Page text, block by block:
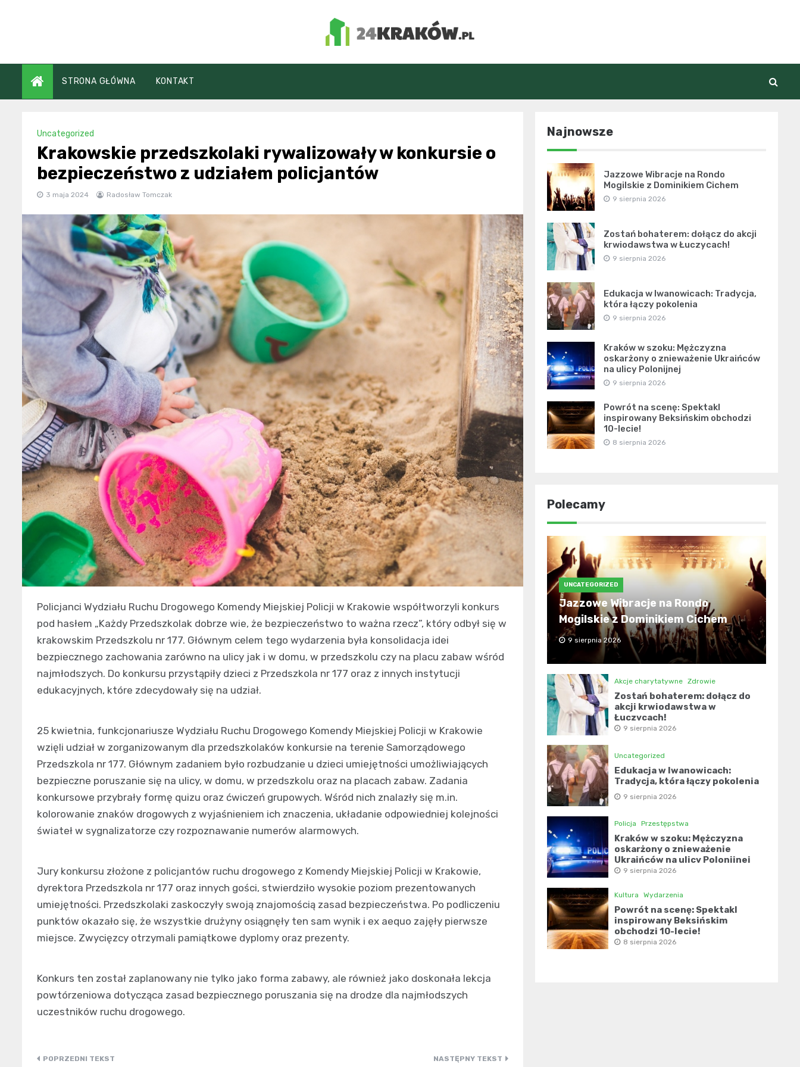
24Kraków.pl
STRONA GŁÓWNA KONTAKT
Uncategorized
Krakowskie przedszkolaki rywalizowały w konkursie o
bezpieczeństwo z udziałem policjantów
3 maja 2024 Radosław Tomczak
Policjanci Wydziału Ruchu Drogowego Komendy Miejskiej Policji w Krakowie współtworzyli konkurs
pod hasłem „Każdy Przedszkolak dobrze wie, że bezpieczeństwo to ważna rzecz”, który odbył się w
krakowskim Przedszkolu nr 177. Głównym celem tego wydarzenia była konsolidacja idei
bezpiecznego zachowania zarówno na ulicy jak i w domu, w przedszkolu czy na placu zabaw wśród
najmłodszych. Do konkursu przystąpiły dzieci z Przedszkola nr 177 oraz z innych instytucji
edukacyjnych, które zdecydowały się na udział.
25 kwietnia, funkcjonariusze Wydziału Ruchu Drogowego Komendy Miejskiej Policji w Krakowie
wzięli udział w zorganizowanym dla przedszkolaków konkursie na terenie Samorządowego
Przedszkola nr 177. Głównym zadaniem było rozbudzanie u dzieci umiejętności umożliwiających
bezpieczne poruszanie się na ulicy, w domu, w przedszkolu oraz na placach zabaw. Zadania
konkursowe przybrały formę quizu oraz ćwiczeń grupowych. Wśród nich znalazły się m.in.
kolorowanie znaków drogowych z wyjaśnieniem ich znaczenia, układanie odpowiedniej kolejności
świateł w sygnalizatorze czy rozpoznawanie numerów alarmowych.
Jury konkursu złożone z policjantów ruchu drogowego z Komendy Miejskiej Policji w Krakowie,
dyrektora Przedszkola nr 177 oraz innych gości, stwierdziło wysokie poziom prezentowanych
umiejętności. Przedszkolaki zaskoczyły swoją znajomością zasad bezpieczeństwa. Po podliczeniu
punktów okazało się, że wszystkie drużyny osiągnęły ten sam wynik i ex aequo zajęły pierwsze
miejsce. Zwycięzcy otrzymali pamiątkowe dyplomy oraz prezenty.
Konkurs ten został zaplanowany nie tylko jako forma zabawy, ale również jako doskonała lekcja
powtórzeniowa dotycząca zasad bezpiecznego poruszania się na drodze dla najmłodszych
uczestników ruchu drogowego.
Nawigacja
Najnowsze
Jazzowe Wibracje na Rondo
Mogilskie z Dominikiem Cichem
9 sierpnia 2026
Zostań bohaterem: dołącz do akcji
krwiodawstwa w Łuczycach!
9 sierpnia 2026
Edukacja w Iwanowicach: Tradycja,
która łączy pokolenia
9 sierpnia 2026
Kraków w szoku: Mężczyzna
oskarżony o znieważenie Ukraińców
na ulicy Polonijnej
9 sierpnia 2026
Powrót na scenę: Spektakl
inspirowany Beksińskim obchodzi
10-lecie!
8 sierpnia 2026
Polecamy
UNCATEGORIZED
Jazzowe Wibracje na Rondo
Mogilskie z Dominikiem Cichem
9 sierpnia 2026
Akcje charytatywne Zdrowie
Zostań bohaterem: dołącz do
akcji krwiodawstwa w
Łuczycach!
9 sierpnia 2026
Uncategorized
Edukacja w Iwanowicach:
Tradycja, która łączy pokolenia
9 sierpnia 2026
Policja Przestępstwa
Kraków w szoku: Mężczyzna
oskarżony o znieważenie
Ukraińców na ulicy Polonijnej
9 sierpnia 2026
Kultura Wydarzenia
Powrót na scenę: Spektakl
inspirowany Beksińskim
obchodzi 10-lecie!
8 sierpnia 2026